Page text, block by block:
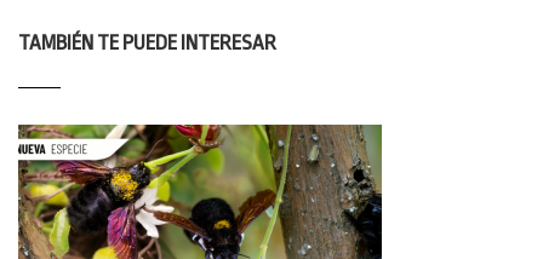
TAMBIÉN TE PUEDE INTERESAR